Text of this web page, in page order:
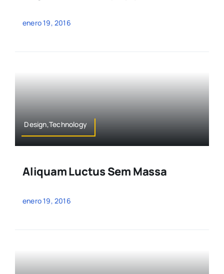
enero 19, 2016
Design,Technology
Aliquam Luctus Sem Massa
enero 19, 2016